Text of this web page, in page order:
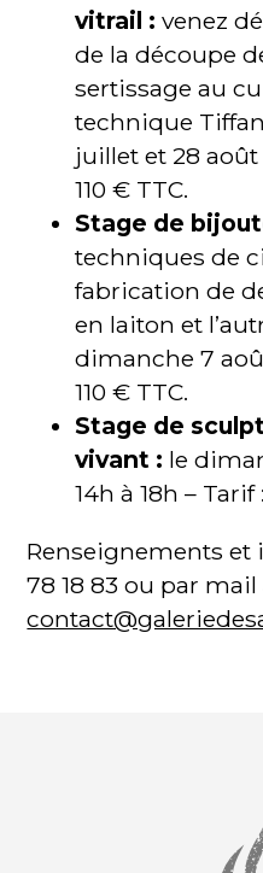
vitrail : venez
de la découpe
sertissage au
technique
juillet et 28 août
110 € TTC.
Stage de
techniques de
fabrication de
en laiton et
dimanche 7
110 € TTC.
Stage de
vivant : le
14h à 18h – Tarif
Renseignements et
78 18 83 ou par mail